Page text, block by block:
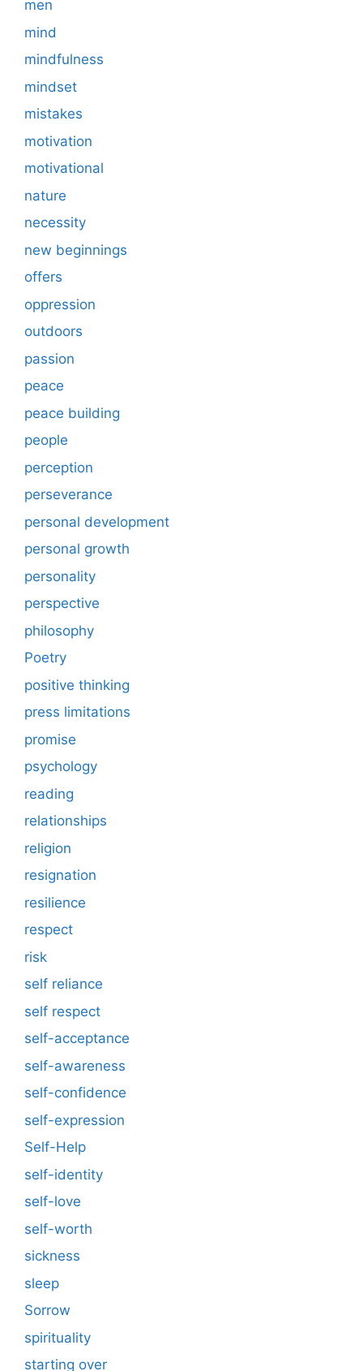
men
mind
mindfulness
mindset
mistakes
motivation
motivational
nature
necessity
new beginnings
offers
oppression
outdoors
passion
peace
peace building
people
perception
perseverance
personal development
personal growth
personality
perspective
philosophy
Poetry
positive thinking
press limitations
promise
psychology
reading
relationships
religion
resignation
resilience
respect
risk
self reliance
self respect
self-acceptance
self-awareness
self-confidence
self-expression
Self-Help
self-identity
self-love
self-worth
sickness
sleep
Sorrow
spirituality
starting over